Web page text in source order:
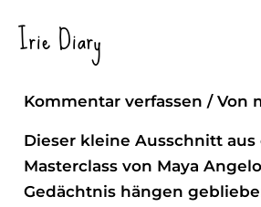
Inhalt
Irie Diary
Rainbow In The Clouds ~
Kommentar verfassen / Von
Dieser kleine Ausschnitt aus
Masterclass von Maya
Gedächtnis hängen